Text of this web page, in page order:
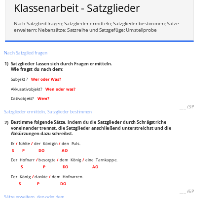
Klassenarbeit - Satzglieder
Nach Satzglied fragen; Satzglieder ermitteln; Satzglieder bestimmen; Sätze
erweitern; Nebensätze; Satzreihe und Satzgefüge; Umstellprobe
Nach Satzglied fragen
1) Satzglieder lassen sich durch Fragen ermitteln.
Wie fragst du nach dem:
Subjekt ?Wer oder Was?
Akkusativobjekt?Wen oder was?
Dativobjekt? Wem?
/3P
Satzglieder ermitteln, Satzglieder bestimmen
2) Bestimme folgende Sätze, indem du die Satzglieder durch Schrägstriche
voneinander trennst, die Satzglieder anschließend unterstreichst und die
Abkürzungen dazu schreibst.
Er/fühlte/der Königin/den Puls.
S P DO AO
Der Hofnarr /besorgte /dem König/eine Tarnkappe.
S P DO AO
Der König /dankte/dem Hofnarren.
S P DO
/6P
Sätze erweitern, den oder dem